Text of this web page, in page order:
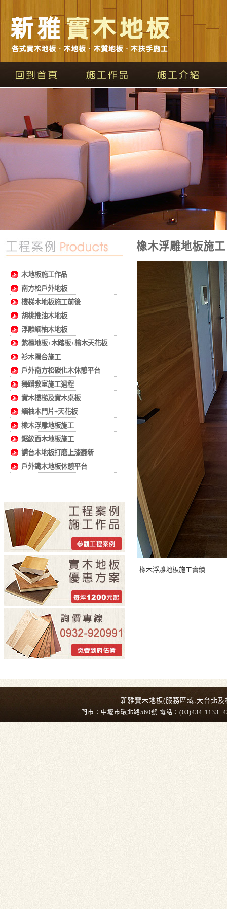
木地板施工作品
南方松戶外地板
樓梯木地板施工前後
胡桃推油木地板
浮雕緬柚木地板
紫檀地板+木踏板+檜木天花板
衫木陽台施工
戶外南方松碳化木休憩平台
舞蹈教室施工過程
實木樓梯及實木桌板
緬柚木門片+天花板
橡木浮雕地板施工
鋸紋面木地板施工
講台木地板打磨上漆翻新
戶外鐵木地板休憩平台
橡木浮雕地板施工
橡木浮雕地板施工實績
新雅實木地板(服務區域:大台北
門市：中壢市環北路560號 電話：(03)434-1133.